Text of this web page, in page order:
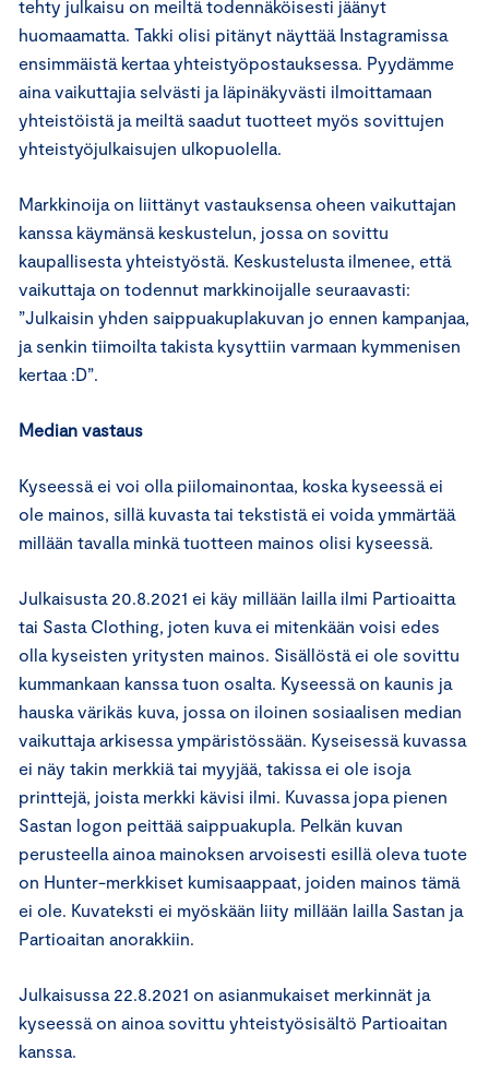
tehty julkaisu on meiltä todennäköisesti jäänyt
huomaamatta. Takki olisi pitänyt näyttää Instagramissa
ensimmäistä kertaa yhteistyöpostauksessa. Pyydämme
aina vaikuttajia selvästi ja läpinäkyvästi ilmoittamaan
yhteistöistä ja meiltä saadut tuotteet myös sovittujen
yhteistyöjulkaisujen ulkopuolella.
Markkinoija on liittänyt vastauksensa oheen vaikuttajan
kanssa käymänsä keskustelun, jossa on sovittu
kaupallisesta yhteistyöstä. Keskustelusta ilmenee, että
vaikuttaja on todennut markkinoijalle seuraavasti:
”Julkaisin yhden saippuakuplakuvan jo ennen kampanjaa,
ja senkin tiimoilta takista kysyttiin varmaan kymmenisen
kertaa :D”.
Median vastaus
Kyseessä ei voi olla piilomainontaa, koska kyseessä ei
ole mainos, sillä kuvasta tai tekstistä ei voida ymmärtää
millään tavalla minkä tuotteen mainos olisi kyseessä.
Julkaisusta 20.8.2021 ei käy millään lailla ilmi Partioaitta
tai Sasta Clothing, joten kuva ei mitenkään voisi edes
olla kyseisten yritysten mainos. Sisällöstä ei ole sovittu
kummankaan kanssa tuon osalta. Kyseessä on kaunis ja
hauska värikäs kuva, jossa on iloinen sosiaalisen median
vaikuttaja arkisessa ympäristössään. Kyseisessä kuvassa
ei näy takin merkkiä tai myyjää, takissa ei ole isoja
printtejä, joista merkki kävisi ilmi. Kuvassa jopa pienen
Sastan logon peittää saippuakupla. Pelkän kuvan
perusteella ainoa mainoksen arvoisesti esillä oleva tuote
on Hunter-merkkiset kumisaappaat, joiden mainos tämä
ei ole. Kuvateksti ei myöskään liity millään lailla Sastan ja
Partioaitan anorakkiin.
Julkaisussa 22.8.2021 on asianmukaiset merkinnät ja
kyseessä on ainoa sovittu yhteistyösisältö Partioaitan
kanssa.